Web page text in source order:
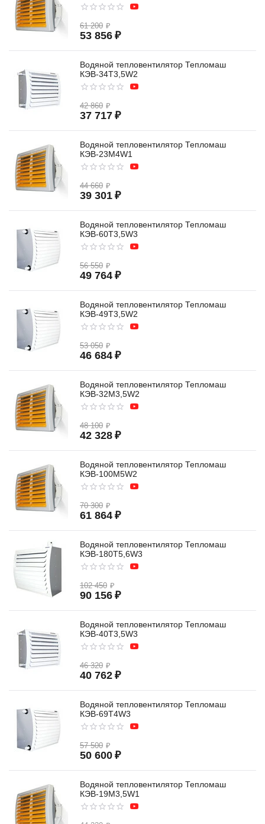
61 200 ₽
53 856 ₽
Водяной тепловентилятор Тепломаш
КЭВ-34T3,5W2
42 860 ₽
37 717 ₽
Водяной тепловентилятор Тепломаш
КЭВ-23M4W1
44 660 ₽
39 301 ₽
Водяной тепловентилятор Тепломаш
КЭВ-60T3,5W3
56 550 ₽
49 764 ₽
Водяной тепловентилятор Тепломаш
КЭВ-49T3,5W2
53 050 ₽
46 684 ₽
Водяной тепловентилятор Тепломаш
КЭВ-32M3,5W2
48 100 ₽
42 328 ₽
Водяной тепловентилятор Тепломаш
КЭВ-100M5W2
70 300 ₽
61 864 ₽
Водяной тепловентилятор Тепломаш
КЭВ-180T5,6W3
102 450 ₽
90 156 ₽
Водяной тепловентилятор Тепломаш
КЭВ-40T3,5W3
46 320 ₽
40 762 ₽
Водяной тепловентилятор Тепломаш
КЭВ-69T4W3
57 500 ₽
50 600 ₽
Водяной тепловентилятор Тепломаш
КЭВ-19M3,5W1